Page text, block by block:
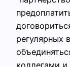
регулярных
коллегами и